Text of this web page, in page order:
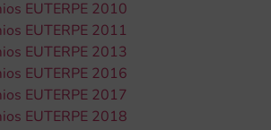
EUTERPE 2010
EUTERPE 2011
EUTERPE 2013
EUTERPE 2016
EUTERPE 2017
EUTERPE 2018